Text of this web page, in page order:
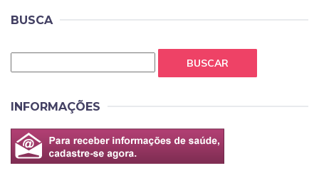
BUSCA
BUSCAR
INFORMAÇÕES